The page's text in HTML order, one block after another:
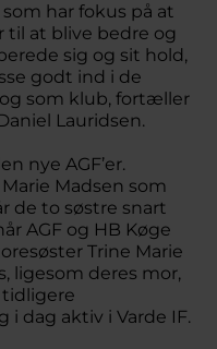
har fokus på at
at blive bedre og
sig og sit hold,
godt ind i de
som klub, fortæller
Lauridsen.
nye AGF’er.
Madsen som
de to søstre snart
AGF og HB Køge
Trine Marie
ligesom deres mor,
tidligere
i dag aktiv i Varde IF.